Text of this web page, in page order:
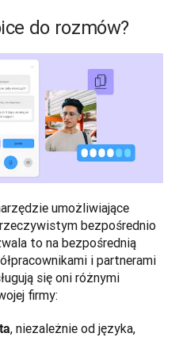
do rozmów?
umożliwiające
bezpośrednio
to na bezpośrednią
i partnerami
się oni różnymi
firmy:
, niezależnie od języka,